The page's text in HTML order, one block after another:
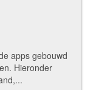
apps gebouwd
Hieronder